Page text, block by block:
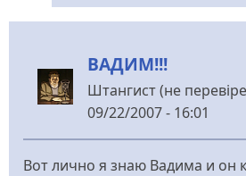
Peace
Человек
без
лица
ВАДИМ!!!
Штангист (не
09/22/2007 - 16:01
Вот лично я знаю Вадима и он